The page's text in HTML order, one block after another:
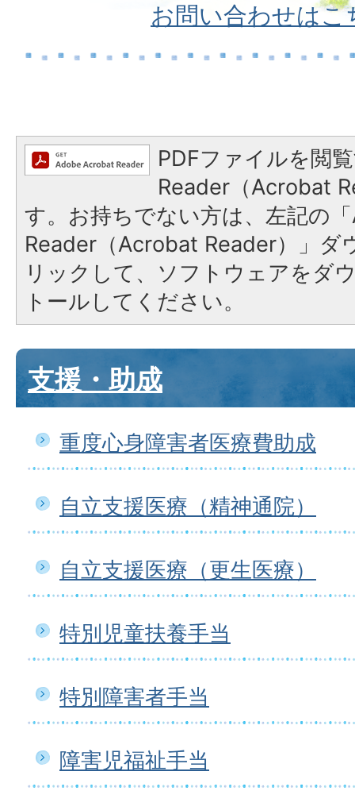
お問い合わせはこ
PDFファイルを閲
Reader（Acrobat
す。お持ちでない方は、左記の
Reader（Acrobat Reader）」ダ
リックして、ソフトウェアをダ
トールしてください。
支援・助成
重度心身障害者医療費助成
自立支援医療（精神通院）
自立支援医療（更生医療）
特別児童扶養手当
特別障害者手当
障害児福祉手当